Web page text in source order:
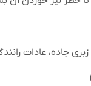
زبری جاده، عادات